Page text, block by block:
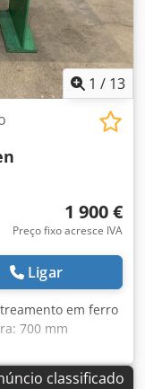
1 / 13
1 900 €
Preço fixo acresce IVA
Ligar
em ferro
700 mm
Altura com pés:
classificado